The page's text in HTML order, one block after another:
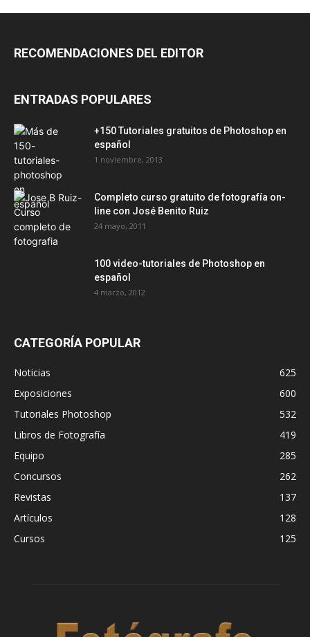
RECOMENDACIONES DEL EDITOR
ENTRADAS POPULARES
+150 Tutoriales gratuitos de Photoshop en
español
1 noviembre, 2013
Completo curso gratuito de fotografía on-
line con José Benito Ruiz
24 mayo, 2011
100 video-tutoriales de Photoshop en
español
4 marzo, 2012
CATEGORÍA POPULAR
Noticias
625
Exposiciones
600
Tutoriales Photoshop
532
Libros de Fotografía
419
Equipo
285
Concursos
262
Revistas
137
Artículos
128
Cursos
125